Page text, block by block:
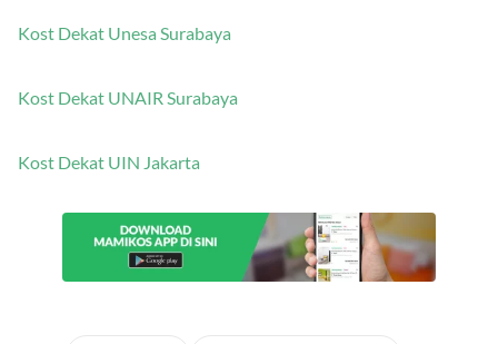
Kost Dekat Unesa Surabaya
Kost Dekat UNAIR Surabaya
Kost Dekat UIN Jakarta